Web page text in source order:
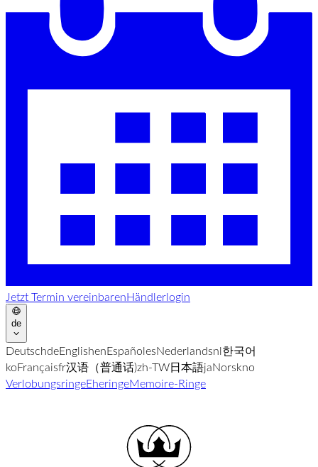
Jetzt Termin vereinbarenHändlerlogin
de
DeutschdeEnglishenEspañolesNederlandsnl한국어
koFrançaisfr汉语（普通话)zh-TW日本語jaNorskno
VerlobungsringeEheringeMemoire-Ringe